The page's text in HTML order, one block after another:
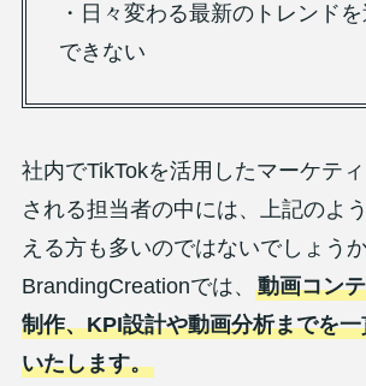
・日々変わる最新のトレンド
できない
社内でTikTokを活用したマーケテ
される担当者の中には、上記のよ
える方も多いのではないでしょうか
BrandingCreationでは、 動画コン
制作、KPI設計や動画分析までを
いたします。